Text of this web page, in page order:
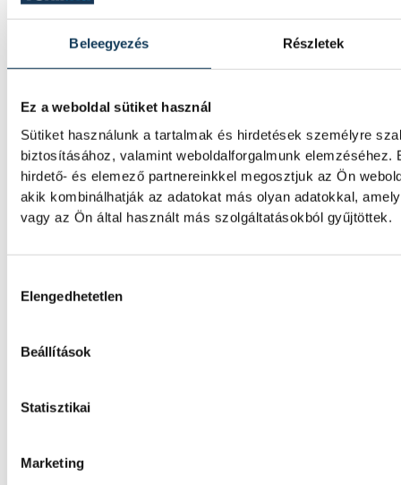
Beleegyezés Részletek
Ez a weboldal sütiket használ
Sütiket használunk a tartalmak és hirdetések személyre
biztosításához, valamint weboldalforgalmunk
hirdető- és elemező partnereinkkel megosztjuk az Ön
akik kombinálhatják az adatokat más olyan adatokkal,
vagy az Ön által használt más szolgáltatásokból gyűjtöttek.
Elengedhetetlen
Beállítások
Statisztikai
Marketing
Huszonkét játékossal vág neki a 2026/27-
Veszprém férfi kézilabdacsapata. A klub
szezonnyitó sajtótájékoztatóján dr. Bartha
kijelentette: a jubileumi idényben a hazai
Betlehem Dávid: szeretem,
Betlehem Dávid azt mondta, kiváló
kulcsának pedig azt tartja, hogy szereti,
szerezte pénteken a párizsi vizes Európa-
Betlehem Dávid Európa-
bajnokságon. Rasovszky Kristóf